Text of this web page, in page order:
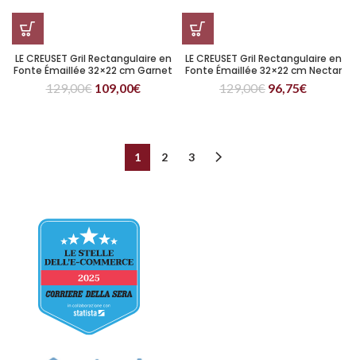
LE CREUSET Gril Rectangulaire en
Fonte Émaillée 32×22 cm Garnet
129,00€ 109,00€
LE CREUSET Gril Rectangulaire en
Fonte Émaillée 32×22 cm Nectar
129,00€ 96,75€
1 2 3